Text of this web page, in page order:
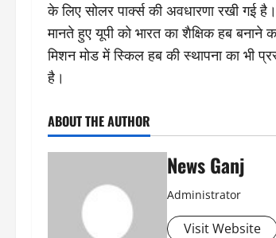
के लिए सोलर पार्क्स की अवधारणा रखी गई
मानते हुए यूपी को भारत का शैक्षिक हब
मिशन मोड में स्किल हब की स्थापना का भी
है।
ABOUT THE AUTHOR
News Ganj
Administrator
Visit Website